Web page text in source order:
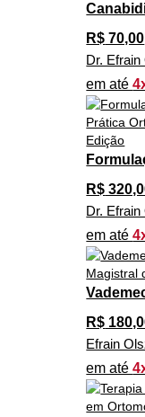
R$ 70,00
Dr.
em até
R$
Dr.
em até
R$
Efrain
em até